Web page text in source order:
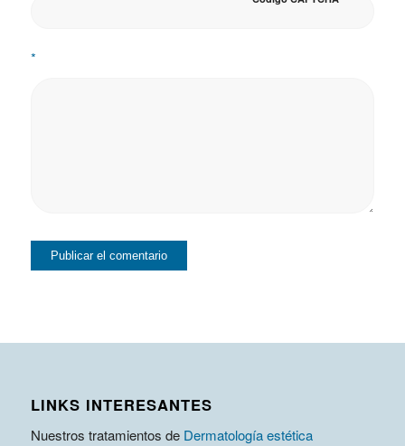
*
LINKS INTERESANTES
Nuestros tratamientos de Dermatología estética